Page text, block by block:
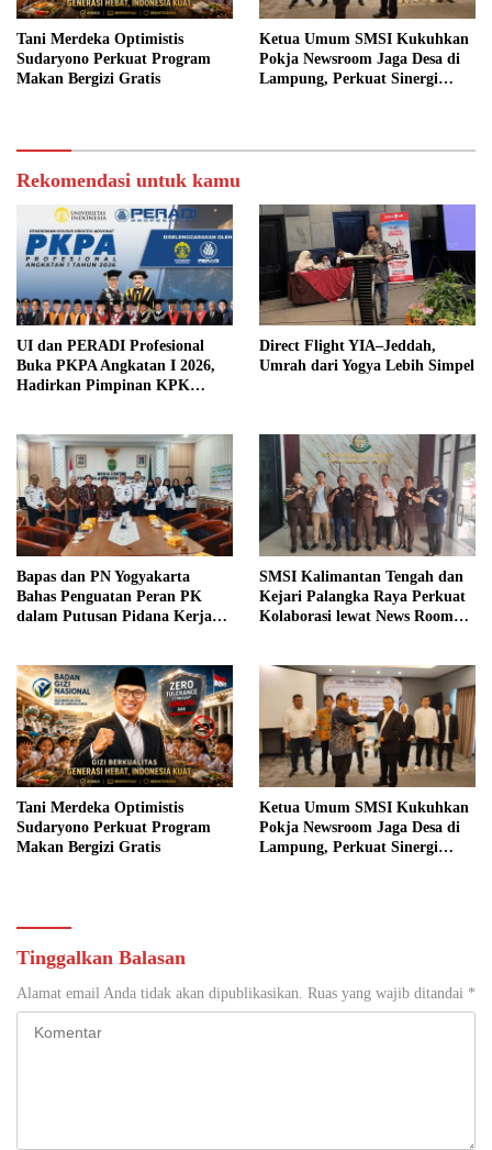
Tani Merdeka Optimistis
Sudaryono Perkuat Program
Makan Bergizi Gratis
Ketua Umum SMSI Kukuhkan
Pokja Newsroom Jaga Desa di
Lampung, Perkuat Sinergi
Rekomendasi untuk kamu
UI dan PERADI Profesional
Buka PKPA Angkatan I 2026,
Hadirkan Pimpinan KPK
Direct Flight YIA–Jeddah,
Umrah dari Yogya Lebih Simpel
Bapas dan PN Yogyakarta
Bahas Penguatan Peran PK
dalam Putusan Pidana Kerja
SMSI Kalimantan Tengah dan
Kejari Palangka Raya Perkuat
Kolaborasi lewat News Room
Tani Merdeka Optimistis
Sudaryono Perkuat Program
Makan Bergizi Gratis
Ketua Umum SMSI Kukuhkan
Pokja Newsroom Jaga Desa di
Lampung, Perkuat Sinergi
Tinggalkan Balasan
Alamat email Anda tidak akan dipublikasikan. Ruas yang wajib ditandai *